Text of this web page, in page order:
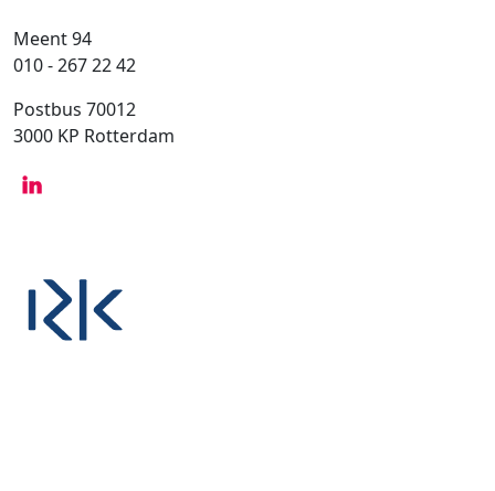
Meent 94
010 - 267 22 42
Postbus 70012
3000 KP Rotterdam